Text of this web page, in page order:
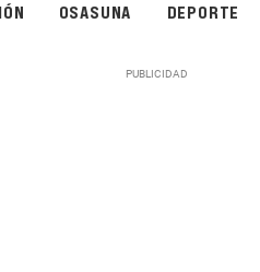
OSASUNA DEPORTE